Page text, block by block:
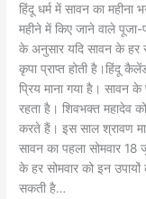
हिंदू धर्म में सावन का महीना
महीने में किए जाने वाले पूजा-
के अनुसार यदि सावन के हर
कृपा प्राप्त होती है।हिंदू
प्रिय माना गया है। सावन
रहता है। शिवभक्त महादेव
करते हैं। इस साल श्रावण
सावन का पहला सोमवार
के हर सोमवार को इन
सकती है…